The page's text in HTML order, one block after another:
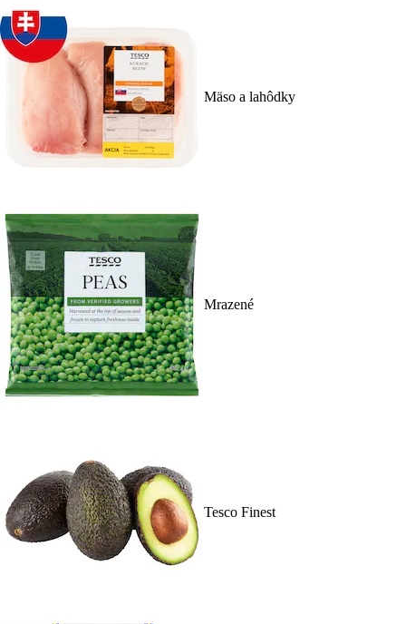
Mäso a lahôdky
Mrazené
Tesco Finest